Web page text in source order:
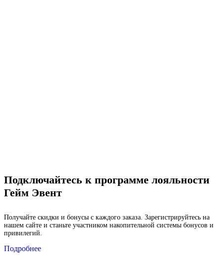
Подключайтесь к программе лояльности
Гейм Эвент
Получайте скидки и бонусы с каждого заказа. Зарегистрируйтесь на
нашем сайте и станьте участником накопительной системы бонусов и
привилегий.
Подробнее